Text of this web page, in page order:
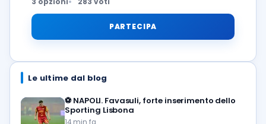
PARTECIPA
Le ultime dal blog
⚽️ NAPOLI. Favasuli, forte inserimento dello
Sporting Lisbona